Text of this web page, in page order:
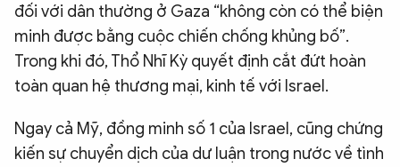
đối với dân thường ở Gaza “không còn có thể biện
minh được bằng cuộc chiến chống khủng bố”.
Trong khi đó, Thổ Nhĩ Kỳ quyết định cắt đứt hoàn
toàn quan hệ thương mại, kinh tế với Israel.
Ngay cả Mỹ, đồng minh số 1 của Israel, cũng chứng
kiến sự chuyển dịch của dư luận trong nước về tình